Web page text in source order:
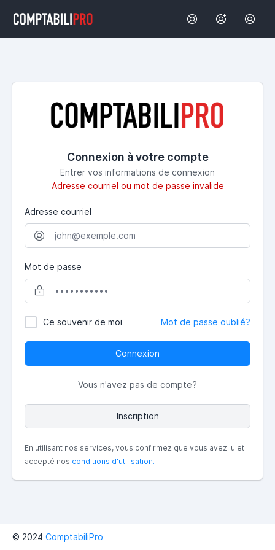
Connexion à votre compte
Entrer vos informations de connexion
Adresse courriel ou mot de passe invalide
Adresse courriel
Mot de passe
Ce souvenir de moi Mot de passe oublié?
Connexion
Vous n'avez pas de compte?
Inscription
En utilisant nos services, vous confirmez que vous avez lu et
accepté nos conditions d'utilisation.
© 2024 ComptabiliPro